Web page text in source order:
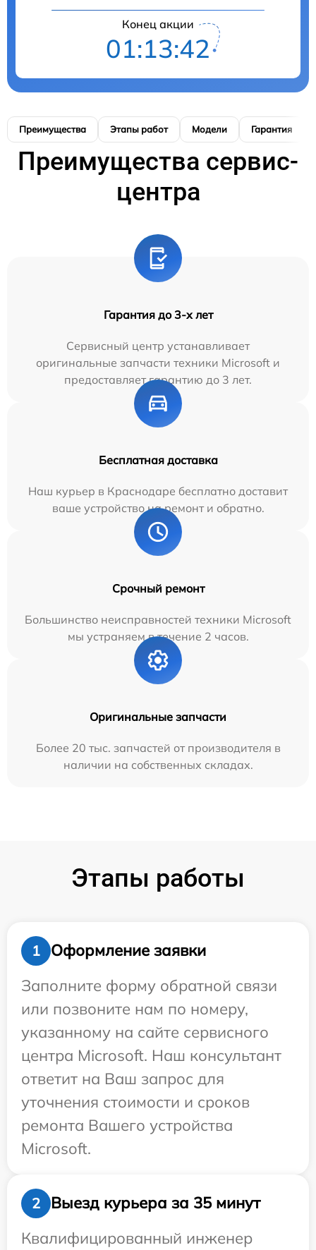
Конец акции
01:13:41
Преимущества Этапы работ Модели Гарантия
Преимущества сервис-
центра
Гарантия до 3-х лет
Сервисный центр устанавливает
оригинальные запчасти техники Microsoft и
предоставляет гарантию до 3 лет.
Бесплатная доставка
Наш курьер в Краснодаре бесплатно доставит
ваше устройство на ремонт и обратно.
Срочный ремонт
Большинство неисправностей техники Microsoft
мы устраняем в течение 2 часов.
Оригинальные запчасти
Более 20 тыс. запчастей от производителя в
наличии на собственных складах.
Этапы работы
1
Оформление заявки
Заполните форму обратной связи
или позвоните нам по номеру,
указанному на сайте сервисного
центра Microsoft. Наш консультант
ответит на Ваш запрос для
уточнения стоимости и сроков
ремонта Вашего устройства
Microsoft.
2
Выезд курьера за 35 минут
Квалифицированный инженер